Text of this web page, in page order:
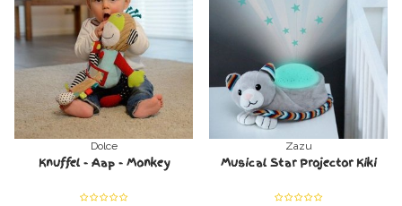
veer verschil
veer versch
Dolce
Knuffel - Aap - Monkey
Zazu
Musical Star Projector Kiki